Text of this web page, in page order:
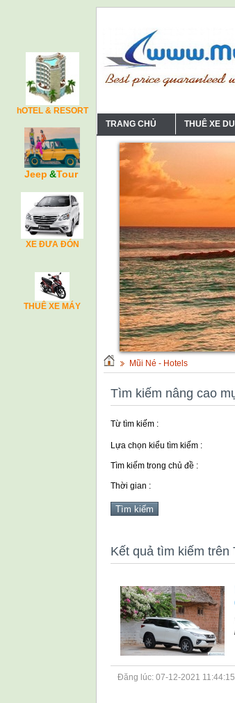
hOTEL & RESORT
Jeep &Tour
XE ĐƯA ĐÓN
THUÊ XE MÁY
TRANG CHỦ THUÊ XE
Mũi Né - Hotels
Tìm kiếm nâng cao
Từ tìm kiếm :
Lựa chọn kiểu tìm kiếm :
Tìm kiếm trong chủ đề :
Thời gian :
Kết quả tìm kiếm trên
Đăng lúc: 07-12-2021